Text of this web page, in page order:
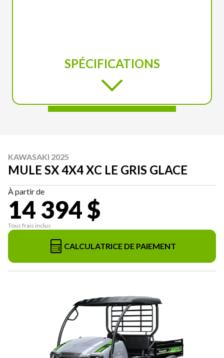
SPÉCIFICATIONS
KAWASAKI 2025
MULE SX 4X4 XC LE GRIS GLACE
À partir de
14 394 $
Tous frais inclus
CALCULATRICE DE PAIEMENT